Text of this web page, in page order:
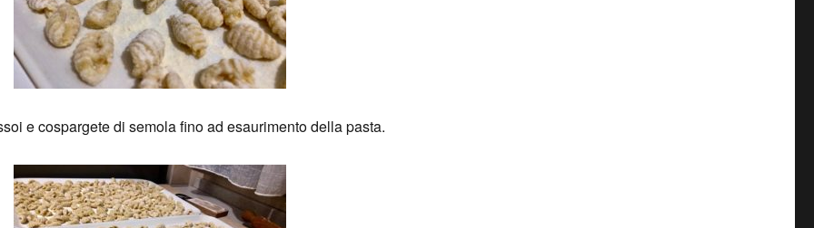
e cospargete di semola fino ad esaurimento della pasta.